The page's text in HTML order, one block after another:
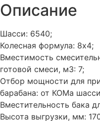
Описание
Шасси: 6540;
Колесная формула: 8х4;
Вместимость
готовой смеси, м3: 7;
Отбор мощности для
барабана: от КОМа
Вместительность бака
Высота выгрузки, мм: